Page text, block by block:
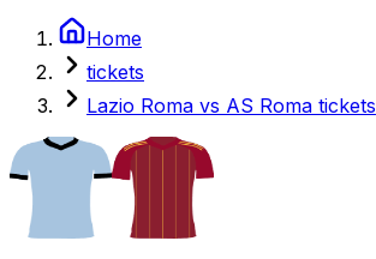
Home
tickets
Lazio Roma vs AS Roma tickets